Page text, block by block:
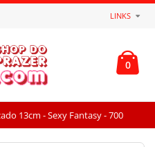
LINKS
0
13cm - Sexy Fantasy - 700